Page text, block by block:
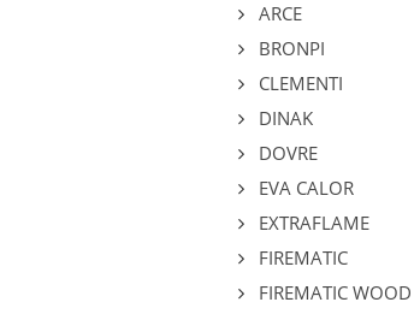
ARCE
BRONPI
CLEMENTI
DINAK
DOVRE
EVA CALOR
EXTRAFLAME
FIREMATIC
FIREMATIC WOOD